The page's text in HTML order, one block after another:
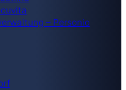
– Personio